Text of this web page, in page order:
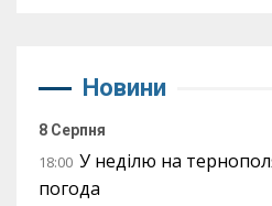
Новини
8 Серпня
18:00 У неділю на
погода